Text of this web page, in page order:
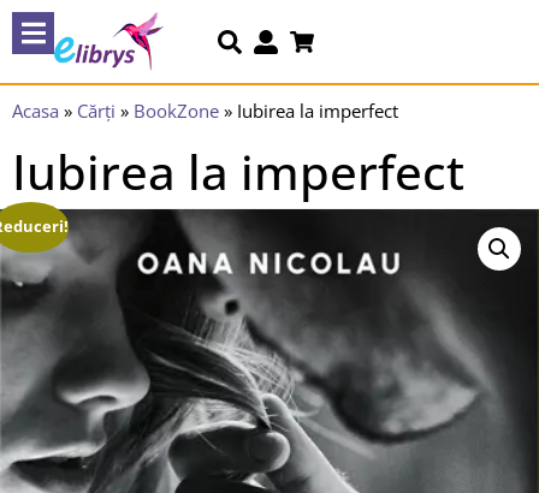
Acasa » Cărți » BookZone » Iubirea la imperfect
Iubirea la imperfect